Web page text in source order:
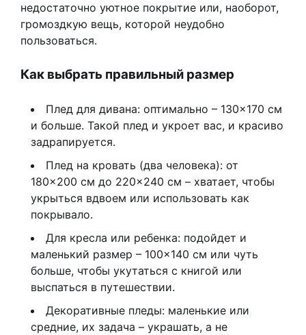
недостаточно уютное покрытие или, наоборот,
громоздкую вещь, которой неудобно
пользоваться.
Как выбрать правильный размер
Плед для дивана: оптимально – 130×170 см
и больше. Такой плед и укроет вас, и красиво
задрапируется.
Плед на кровать (два человека): от
180×200 см до 220×240 см – хватает, чтобы
укрыться вдвоем или использовать как
покрывало.
Для кресла или ребенка: подойдет и
маленький размер – 100×140 см или чуть
больше, чтобы укутаться с книгой или
выспаться в путешествии.
Декоративные пледы: маленькие или
средние, их задача – украшать, а не